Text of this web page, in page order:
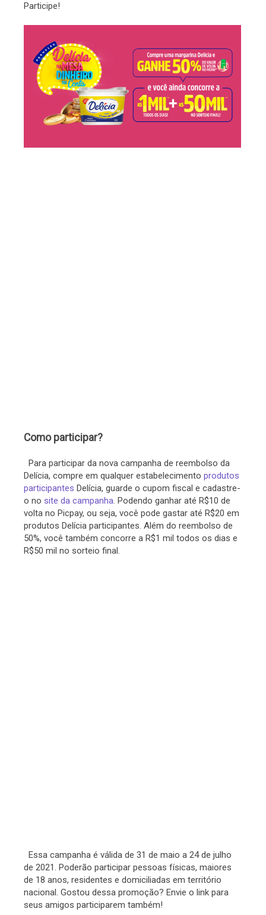
Participe!
Como participar?
Para participar da nova campanha de reembolso da
Delícia, compre em qualquer estabelecimento produtos
participantes Delícia, guarde o cupom fiscal e cadastre-
o no site da campanha. Podendo ganhar até R$10 de
volta no Picpay, ou seja, você pode gastar até R$20 em
produtos Delícia participantes. Além do reembolso de
50%, você também concorre a R$1 mil todos os dias e
R$50 mil no sorteio final.
Essa campanha é válida de 31 de maio a 24 de julho
de 2021. Poderão participar pessoas físicas, maiores
de 18 anos, residentes e domiciliadas em território
nacional. Gostou dessa promoção? Envie o link para
seus amigos participarem também!